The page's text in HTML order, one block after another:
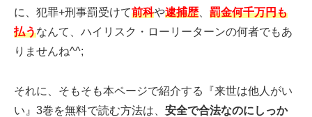
に、犯罪+刑事罰受けて前科や逮捕歴、 罰金何千万円も
払うなんて、ハイリスク・ローリーターンの何者でもあ
りませんね^^;
それに、そもそも本ページで紹介する『来世は他人がい
い』3巻を無料で読む方法は、 安全で合法なのにしっか